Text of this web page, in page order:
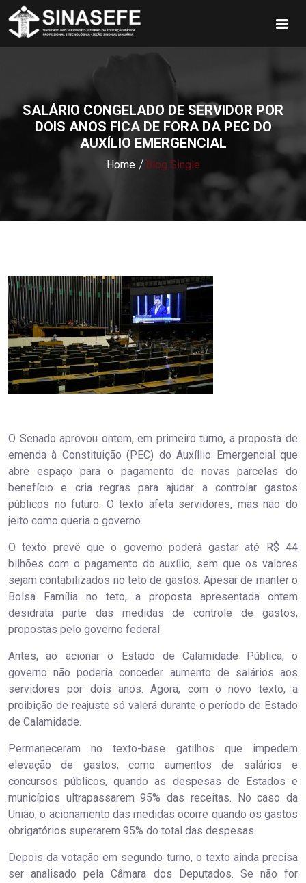
SALÁRIO CONGELADO DE SERVIDOR POR
DOIS ANOS FICA DE FORA DA PEC DO
AUXÍLIO EMERGENCIAL
Home Blog Single
O Senado aprovou ontem, em primeiro turno, a proposta de
emenda à Constituição (PEC) do Auxíllio Emergencial que
abre espaço para o pagamento de novas parcelas do
benefício e cria regras para ajudar a controlar gastos
públicos no futuro. O texto afeta servidores, mas não do
jeito como queria o governo.
O texto prevê que o governo poderá gastar até R$ 44
bilhões com o pagamento do auxílio, sem que os valores
sejam contabilizados no teto de gastos. Apesar de manter o
Bolsa Família no teto, a proposta apresentada ontem
desidrata parte das medidas de controle de gastos,
propostas pelo governo federal.
Antes, ao acionar o Estado de Calamidade Pública, o
governo não poderia conceder aumento de salários aos
servidores por dois anos. Agora, com o novo texto, a
proibição de reajuste só valerá durante o período de Estado
de Calamidade.
Permaneceram no texto-base gatilhos que impedem
elevação de gastos, como aumentos de salários e
concursos públicos, quando as despesas de Estados e
municípios ultrapassarem 95% das receitas. No caso da
União, o acionamento das medidas ocorre quando os gastos
obrigatórios superarem 95% do total das despesas.
Depois da votação em segundo turno, o texto ainda precisa
ser analisado pela Câmara dos Deputados. Se não for